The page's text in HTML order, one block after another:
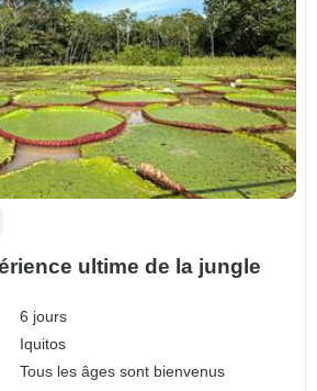
ultime de la jungle
6 jours
Iquitos
Tous les âges sont bienvenus